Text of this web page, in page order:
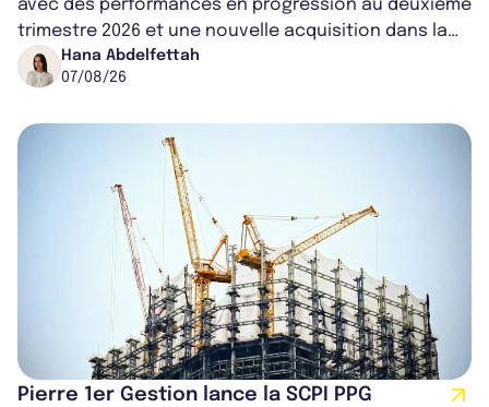
avec des performances en progression au deuxième
trimestre 2026 et une nouvelle acquisition dans la
région de Chicago. Entre hausse de...
Hana Abdelfettah
07/08/26
Pierre 1er Gestion lance la SCPI PPG